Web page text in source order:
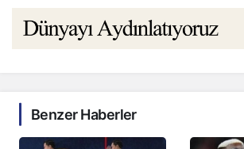
Benzer Haberler